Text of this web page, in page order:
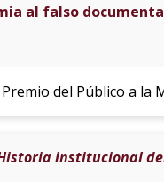
al falso
del Público a la
institucional